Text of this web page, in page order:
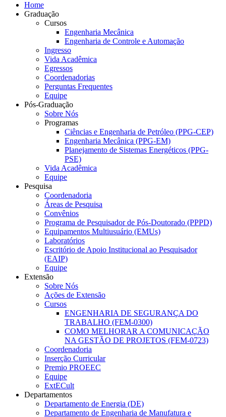
Home
Graduação
Cursos
Engenharia Mecânica
Engenharia de Controle e Automação
Ingresso
Vida Acadêmica
Egressos
Coordenadorias
Perguntas Frequentes
Equipe
Pós-Graduação
Sobre Nós
Programas
Ciências e Engenharia de Petróleo (PPG-CEP)
Engenharia Mecânica (PPG-EM)
Planejamento de Sistemas Energéticos (PPG-
PSE)
Vida Acadêmica
Equipe
Pesquisa
Coordenadoria
Áreas de Pesquisa
Convênios
Programa de Pesquisador de Pós-Doutorado (PPPD)
Equipamentos Multiusuário (EMUs)
Laboratórios
Escritório de Apoio Institucional ao Pesquisador
(EAIP)
Equipe
Extensão
Sobre Nós
Ações de Extensão
Cursos
ENGENHARIA DE SEGURANÇA DO
TRABALHO (FEM-0300)
COMO MELHORAR A COMUNICAÇÃO
NA GESTÃO DE PROJETOS (FEM-0723)
Coordenadoria
Inserção Curricular
Premio PROEEC
Equipe
ExtECult
Departamentos
Departamento de Energia (DE)
Departamento de Engenharia de Manufatura e